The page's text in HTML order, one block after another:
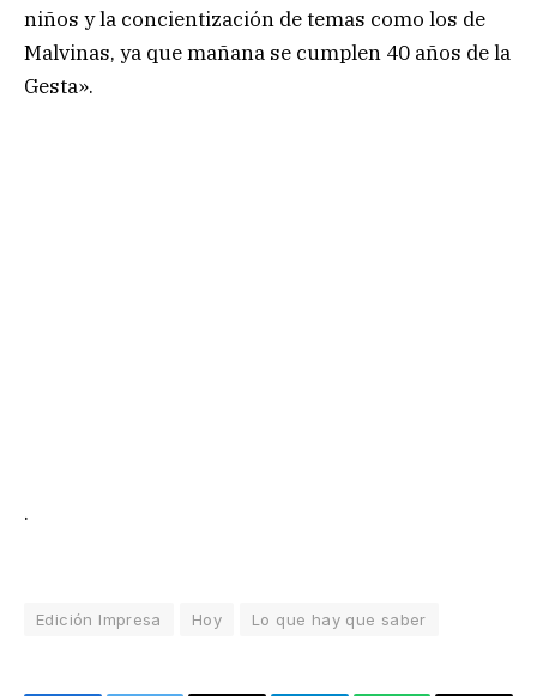
niños y la concientización de temas como los de
Malvinas, ya que mañana se cumplen 40 años de la
Gesta».
.
Edición Impresa Hoy Lo que hay que saber